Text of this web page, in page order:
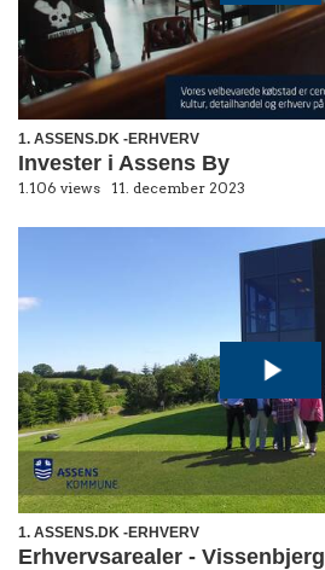
1. ASSENS.DK -ERHVERV
Invester i Assens By
1.106 views 11. december 2023
1. ASSENS.DK -ERHVERV
Erhvervsarealer - Vissenbjerg